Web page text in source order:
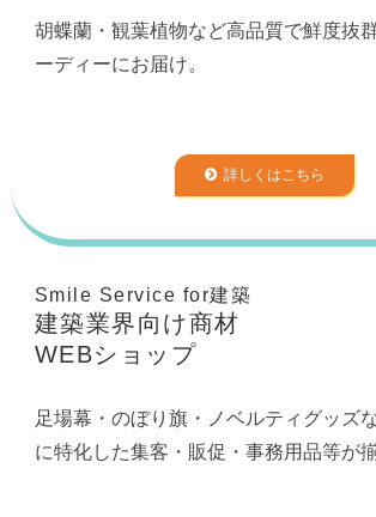
胡蝶蘭・観葉植物など高品質で鮮度抜
ーディーにお届け。
詳しくはこちら
Smile Service for建築
建築業界向け商材
WEBショップ
足場幕・のぼり旗・ノベルティグッズ
に特化した集客・販促・事務用品等が揃